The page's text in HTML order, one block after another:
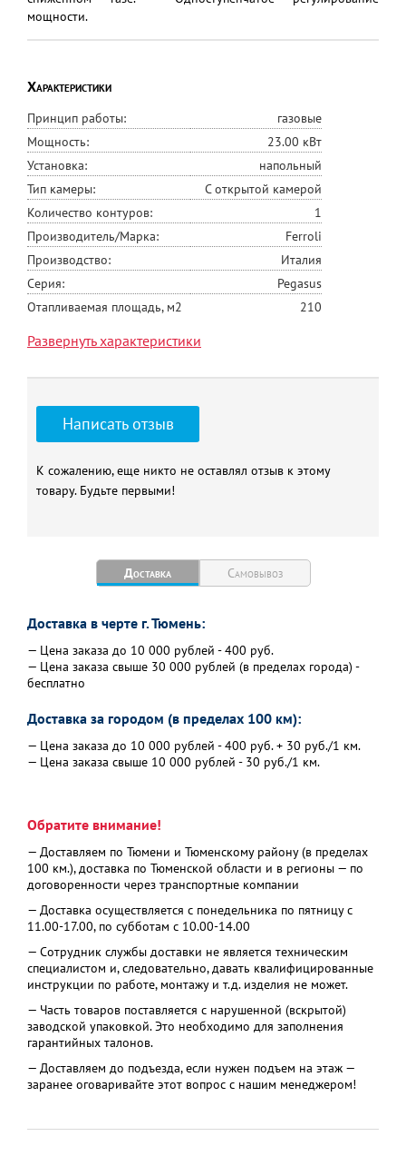
мощности.
Характеристики
Принцип работы:
газовые
Мощность:
23.00 кВт
Установка:
напольный
Тип камеры:
С открытой камерой
Количество контуров:
1
Производитель/Марка:
Ferroli
Производство:
Италия
Серия:
Pegasus
Отапливаемая площадь, м2
210
Диаметр дымохода, мм
130
Развернуть характеристики
Написать отзыв
К сожалению, еще никто не оставлял отзыв к этому
товару. Будьте первыми!
Доставка Самовывоз
Доставка в черте г. Тюмень:
— Цена заказа до 10 000 рублей - 400 руб.
— Цена заказа свыше 30 000 рублей (в пределах города) -
бесплатно
Доставка за городом (в пределах 100 км):
— Цена заказа до 10 000 рублей - 400 руб. + 30 руб./1 км.
— Цена заказа свыше 10 000 рублей - 30 руб./1 км.
Обратите внимание!
— Доставляем по Тюмени и Тюменскому району (в пределах
100 км.), доставка по Тюменской области и в регионы — по
договоренности через транспортные компании
— Доставка осуществляется с понедельника по пятницу с
11.00-17.00, по субботам с 10.00-14.00
— Сотрудник службы доставки не является техническим
специалистом и, следовательно, давать квалифицированные
инструкции по работе, монтажу и т.д. изделия не может.
— Часть товаров поставляется с нарушенной (вскрытой)
заводской упаковкой. Это необходимо для заполнения
гарантийных талонов.
— Доставляем до подъезда, если нужен подъем на этаж —
заранее оговаривайте этот вопрос с нашим менеджером!